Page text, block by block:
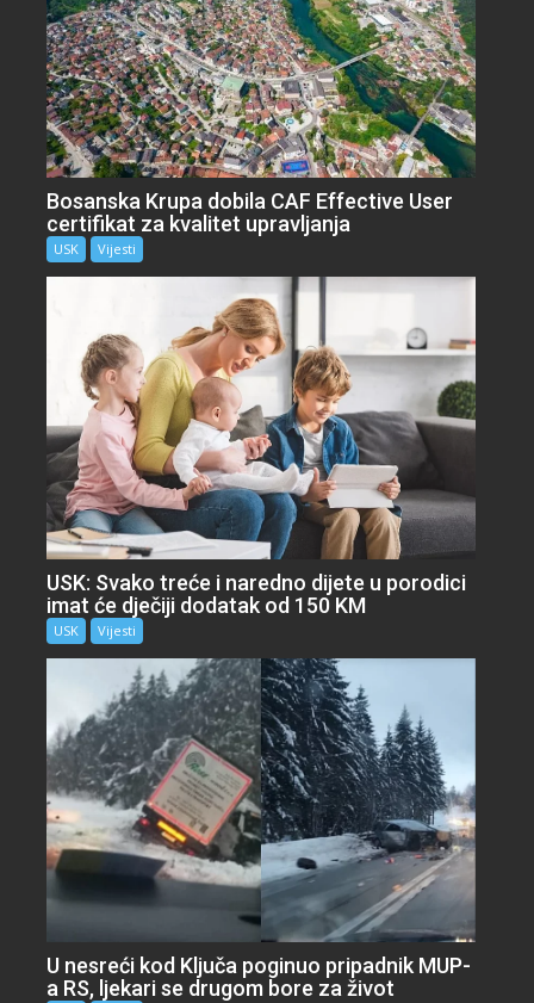
Bosanska Krupa dobila CAF Effective User
certifikat za kvalitet upravljanja
USK Vijesti
USK: Svako treće i naredno dijete u porodici
imat će dječiji dodatak od 150 KM
USK Vijesti
U nesreći kod Ključa poginuo pripadnik MUP-
a RS, ljekari se drugom bore za život